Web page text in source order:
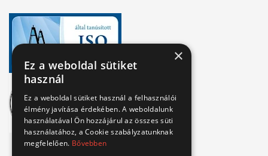
×
Ez a weboldal sütiket
használ
Ez a weboldal sütiket használ a felhasználói
élmény javítása érdekében. A weboldalunk
használatával Ön hozzájárul az összes süti
használatához, a Cookie szabályzatunknak
megfelelően. Bővebben